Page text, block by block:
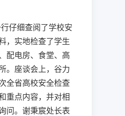
仔细查阅了学校安
，实地检查了学生
配电房、食堂、高
。座谈会上，谷力
全省高校安全检查
重点内容，并对相
问。谢秉宸处长表